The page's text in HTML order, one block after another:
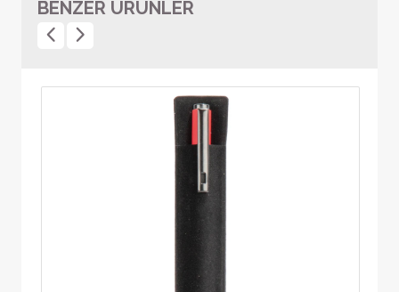
BENZER ÜRÜNLER